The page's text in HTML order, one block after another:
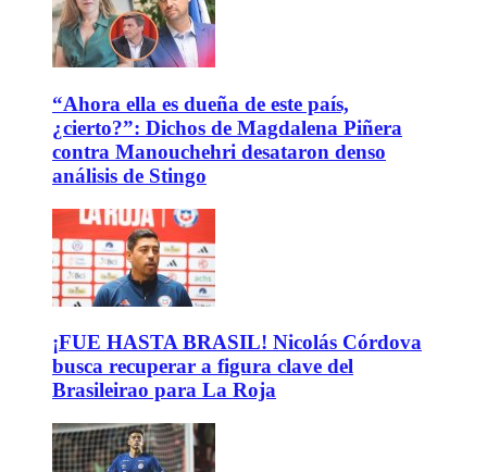
“Ahora ella es dueña de este país,
¿cierto?”: Dichos de Magdalena Piñera
contra Manouchehri desataron denso
análisis de Stingo
¡FUE HASTA BRASIL! Nicolás Córdova
busca recuperar a figura clave del
Brasileirao para La Roja